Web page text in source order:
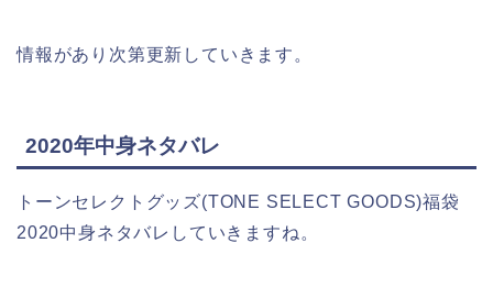
情報があり次第更新していきます。
2020年中身ネタバレ
トーンセレクトグッズ(TONE SELECT GOODS)福袋
2020中身ネタバレしていきますね。